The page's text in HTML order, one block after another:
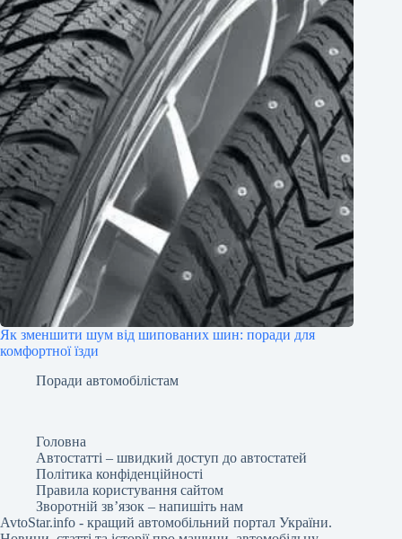
Як зменшити шум від шипованих шин: поради для
комфортної їзди
Поради автомобілістам
Головна
Автостатті – швидкий доступ до автостатей
Політика конфіденційності
Правила користування сайтом
Зворотній зв’язок – напишіть нам
AvtoStar.info - кращий автомобільний портал України.